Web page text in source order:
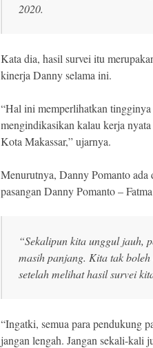
2020.
Kata dia, hasil survei itu
kinerja Danny selama ini.
“Hal ini memperlihatkan
mengindikasikan kalau kerja
Kota Makassar,” ujarnya.
Menurutnya, Danny Pomanto
pasangan Danny Pomanto –
“Sekalipun kita unggul jauh,
masih panjang. Kita tak
setelah melihat hasil survei
“Ingatki, semua para pendukung
jangan lengah. Jangan sekali-kali